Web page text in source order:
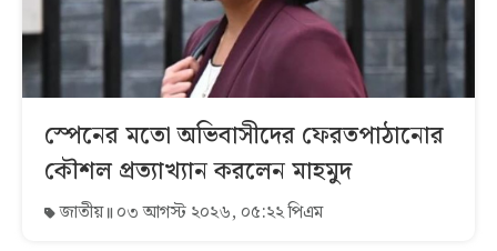
স্পেনের মতো অভিবাসীদের ফেরতপাঠানোর
কৌশল প্রত্যাখ্যান করলেন মাহমুদ
জাতীয় ০৩ আগস্ট ২০২৬, ০৫:২২ পিএম